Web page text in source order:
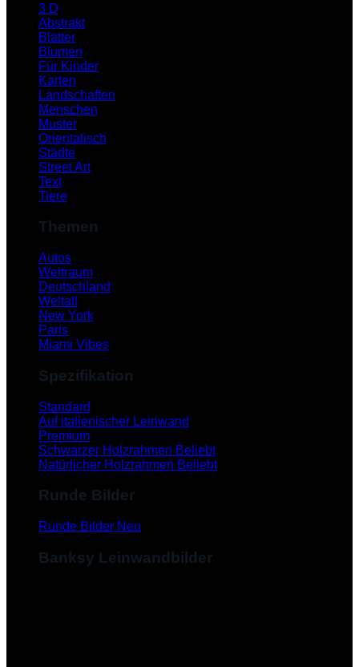
3 D
Abstrakt
Blätter
Blumen
Für Kinder
Karten
Landschaften
Menschen
Muster
Orientalisch
Städte
Street Art
Text
Tiere
Themen
Autos
Weltraum
Deutschland
Weltall
New York
Paris
Miami Vibes
Spezifikation
Standard
Auf italienischer Leinwand
Premium
Schwarzer Holzrahmen
Natürlicher Holzrahmen
Runde Bilder
Runde Bilder
Banksy Leinwandbilder